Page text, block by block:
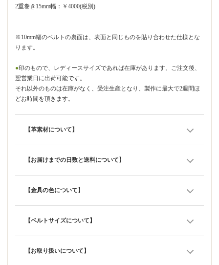
2重巻き15mm幅：￥4000(税別)
※10mm幅のベルトの裏面は、表面と同じものを貼り合わせた仕様とな
ります。
●印のもので、レディースサイズであれば在庫があります。ご注文後、
翌営業日に出荷可能です。
それ以外のものは在庫がなく、受注生産となり、製作に最大で2週間ほ
どお時間を頂きます。
【革素材について】
【お届けまでの日数と送料について】
【金具の色について】
【ベルトサイズについて】
【お取り扱いについて】